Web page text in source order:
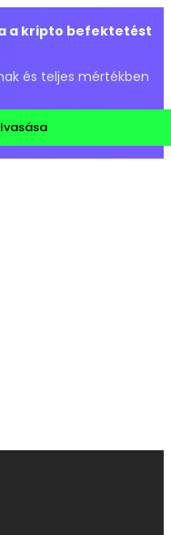
a kripto befektetést
és teljes mértékben